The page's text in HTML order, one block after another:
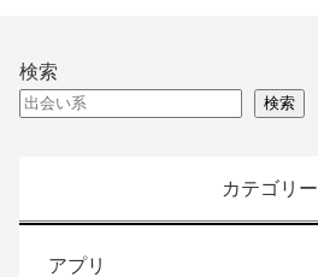
検索
検索
カテゴリー
アプリ